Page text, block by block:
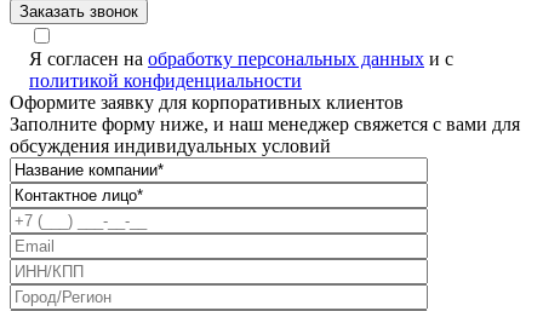
Я согласен на обработку персональных данных и с
политикой конфиденциальности
Оформите заявку для корпоративных клиентов
Заполните форму ниже, и наш менеджер свяжется с вами для
обсуждения индивидуальных условий